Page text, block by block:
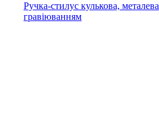
Ручка-стилус кулькова,
гравіюванням